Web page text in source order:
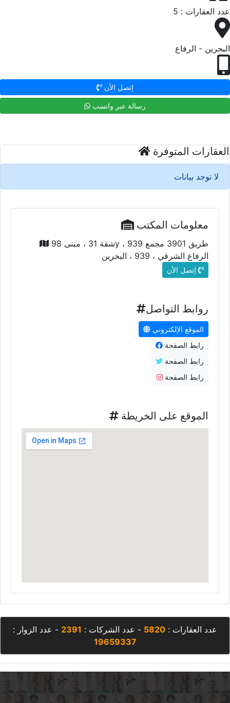
عدد العقارات : 5
البحرين - الرفاع
إتصل الأن
رسالة عبر واتسب
العقارات المتوفرة
لا توجد بيانات
معلومات المكتب
الرفاع الشرقي ، 939 ، البحرين
روابط التواصل
الموقع الإلكتروني
رابط الصفحة
رابط الصفحة
رابط الصفحة
الموقع على الخريطة
عدد العقارات : 5820 - عدد الشركات : 2391 - عدد الزوار :
19659337